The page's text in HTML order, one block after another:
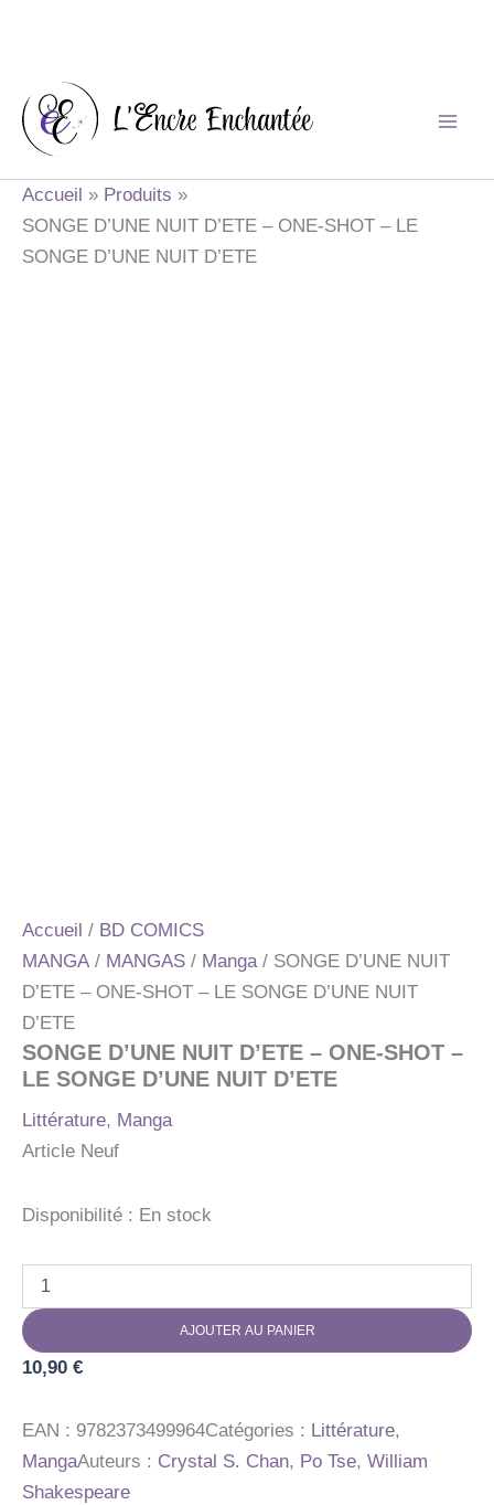
contenu
Accueil
Produits
SONGE D’UNE NUIT D’ETE – ONE-SHOT – LE
SONGE D’UNE NUIT D’ETE
Accueil / BD COMICS
MANGA / MANGAS / Manga/ SONGE D’UNE NUIT
D’ETE – ONE-SHOT – LE SONGE D’UNE NUIT
D’ETE
SONGE D’UNE NUIT D’ETE – ONE-SHOT –
LE SONGE D’UNE NUIT D’ETE
Littérature, Manga
Article Neuf
Disponibilité : En stock
SONGE
D'UNE
NUIT
ONE-
SHOT
-
LE
AJOUTER AU PANIER
10,90 €
EAN : 9782373499964Catégories : Littérature,
MangaAuteurs : Crystal S. Chan, Po Tse, William
Shakespeare